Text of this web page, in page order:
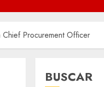
Procurement Officer
BUSCAR